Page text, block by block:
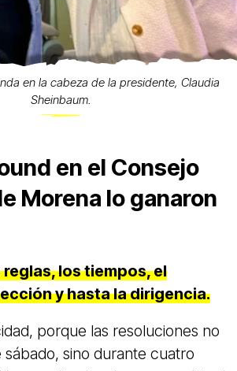
en la cabeza de la presidente, Claudia
Sheinbaum.
en el Consejo
Morena lo ganaron
los tiempos, el
y hasta la dirigencia.
porque las resoluciones no
sino durante cuatro